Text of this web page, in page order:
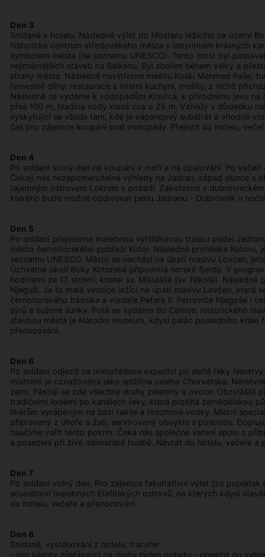
Den 3
Snídaně v hotelu. Následně výlet do Mostaru ležícího na území
historické centrum středověkého města s labyrintem krásných
symbolem města (na seznamu UNESCO). Tento most byl
nejznámějších staveb na Balkánu. Byl zbořen během války a
strany města. Následně navštívíme mešitu Koski Mehmed Paše,
řemeslné dílny, restaurace s místní kuchyní, mešity, z nichž
Následně se vydáme k vodopádům Kravica, k přírodnímu jevu
přes 100 m, hladina vody klesá cca o 25 m. Vznikly v důsledku
vyskytující se všude tam, kde je vápencový substrát a vhodné
čas pro zájemce koupání pod vodopády. Přejezd do hotelu,
Den 4
Po snídani volný den na koupání v moři a na opalování. Po
Čekají nás nezapomenutelné výhledy na Jadran, západ slunce s
tajemným ostrovem Lokrum v pozadí. Zakotvíme v
kterého bude možné obdivovat perlu Jadranu - Dubrovník v
Den 5
Po snídani přejedeme malebnou vyhlídkovou trasou podél
město černohorského pobřeží Kotor. Následně prohlídka Kotoru,
seznamu UNESCO. Město se nachází na úpatí masivu Lovćen,
Úchvatné okolí Boky Kotorské připomíná norské fjordy. V
hodinami ze 17. století, kostel sv. Mikuláše (sv. Nikola).
Njeguši. Je to malá vesnice ležící na úpatí masívu Lovćen, která
černohorského básníka a vladaře Petara II. Petroviče Njegoše i
sýrů a sušené šunky. Poté se vydáme do Cetinje, historického
stavbou města je Národní muzeum, kdysi palác posledního krále
přenocování.
Den 6
Po snídani odjezd na mimořádnou expedici po deltě řeky
místními je označována jako spižírna celého Chorvatska.
zemi. Pěstují se zde všechny druhy zeleniny a ovoce. Obzvláště
tradičními loděmi po kanálech řeky, která protíná zemědělskou
likérům vyráběným na bázi rakije a hroznové vodky. Místní
připravený z úhoře a žab, servírovaný obvykle s polentou.
naučíme vařit tento pokrm. Čeká nás společné vaření spolu s
a posezení při živé dalmatské hudbě. Návrat do hotelu, večeře a
Den 7
Po snídani volný den. Pro zájemce fakultativní výlet (za
souostroví malebných Elafitských ostrovů, na kterých kdysi
do hotelu, večeře a přenocování.
Den 8
Snídaně, vystěhování z hotelu, transfer:
- pro klienty zůstávající na druhý týden pobytu - přejezd do